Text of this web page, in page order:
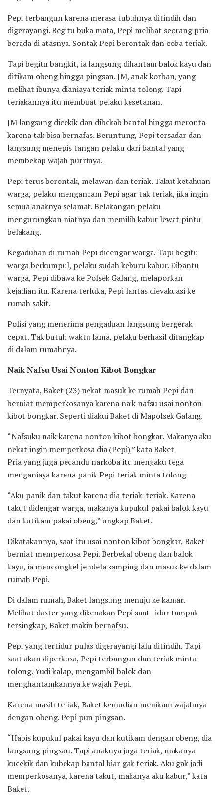
Pepi terbangun karena merasa tubuhnya ditindih dan
digerayangi. Begitu buka mata, Pepi melihat seorang pria
berada di atasnya. Sontak Pepi berontak dan coba teriak.
Tapi begitu bangkit, ia langsung dihantam balok kayu dan
ditikam obeng hingga pingsan. JM, anak korban, yang
melihat ibunya dianiaya teriak minta tolong. Tapi
teriakannya itu membuat pelaku kesetanan.
JM langsung dicekik dan dibekab bantal hingga meronta
karena tak bisa bernafas. Beruntung, Pepi tersadar dan
langsung menepis tangan pelaku dari bantal yang
membekap wajah putrinya.
Pepi terus berontak, melawan dan teriak. Takut ketahuan
warga, pelaku mengancam Pepi agar tak teriak, jika ingin
semua anaknya selamat. Belakangan pelaku
mengurungkan niatnya dan memilih kabur lewat pintu
belakang.
Kegaduhan di rumah Pepi didengar warga. Tapi begitu
warga berkumpul, pelaku sudah keburu kabur. Dibantu
warga, Pepi dibawa ke Polsek Galang, melaporkan
kejadian itu. Karena terluka, Pepi lantas dievakuasi ke
rumah sakit.
Polisi yang menerima pengaduan langsung bergerak
cepat. Tak butuh waktu lama, pelaku berhasil ditangkap
di dalam rumahnya.
Naik Nafsu Usai Nonton Kibot Bongkar
Ternyata, Baket (23) nekat masuk ke rumah Pepi dan
berniat memperkosanya karena naik nafsu usai nonton
kibot bongkar. Seperti diakui Baket di Mapolsek Galang.
“Nafsuku naik karena nonton kibot bongkar. Makanya aku
nekat ingin memperkosa dia (Pepi),” kata Baket.
Pria yang juga pecandu narkoba itu mengaku tega
menganiaya karena panik Pepi teriak minta tolong.
“Aku panik dan takut karena dia teriak-teriak. Karena
takut didengar warga, makanya kupukul pakai balok kayu
dan kutikam pakai obeng,” ungkap Baket.
Dikatakannya, saat itu usai nonton kibot bongkar, Baket
berniat memperkosa Pepi. Berbekal obeng dan balok
kayu, ia mencongkel jendela samping dan masuk ke dalam
rumah Pepi.
Di dalam rumah, Baket langsung menuju ke kamar.
Melihat daster yang dikenakan Pepi saat tidur tampak
tersingkap, Baket makin bernafsu.
Pepi yang tertidur pulas digerayangi lalu ditindih. Tapi
saat akan diperkosa, Pepi terbangun dan teriak minta
tolong. Yudi kalap, mengambil balok dan
menghantamkannya ke wajah Pepi.
Karena masih teriak, Baket kemudian menikam wajahnya
dengan obeng. Pepi pun pingsan.
“Habis kupukul pakai kayu dan kutikam dengan obeng, dia
langsung pingsan. Tapi anaknya juga teriak, makanya
kucekik dan kubekap bantal biar gak teriak. Aku gak jadi
memperkosanya, karena takut, makanya aku kabur,” kata
Baket.